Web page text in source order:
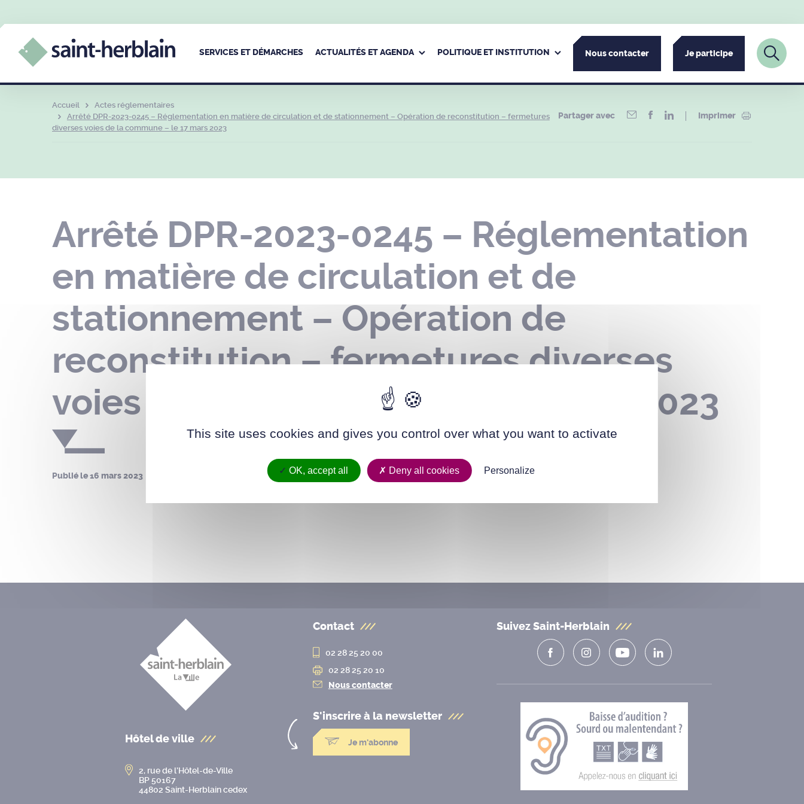
SERVICES ET DÉMARCHES ACTUALITÉS ET AGENDA POLITIQUE ET INSTITUTION Nous contacter Je participe
Accueil
Actes réglementaires
Arrêté DPR-2023-0245 – Réglementation en matière de circulation et de stationnement – Opération de reconstitution – fermetures
diverses voies de la commune – le 17 mars 2023
Partager avec Imprimer
Arrêté DPR-2023-0245 – Réglementation
en matière de circulation et de
stationnement – Opération de
reconstitution – fermetures diverses
voies de la commune – le 17 mars 2023
Publié le16 mars 2023
Hôtel de ville
2, rue de l’Hôtel-de-Ville
BP 50167
44802 Saint-Herblain cedex
Contact
02 28 25 20 00
02 28 25 20 10
Nous contacter
S'inscrire à la newsletter
Je m'abonne
Suivez Saint-Herblain
This site uses cookies and gives you control over what you want to activate
OK, accept all Deny all cookies Personalize